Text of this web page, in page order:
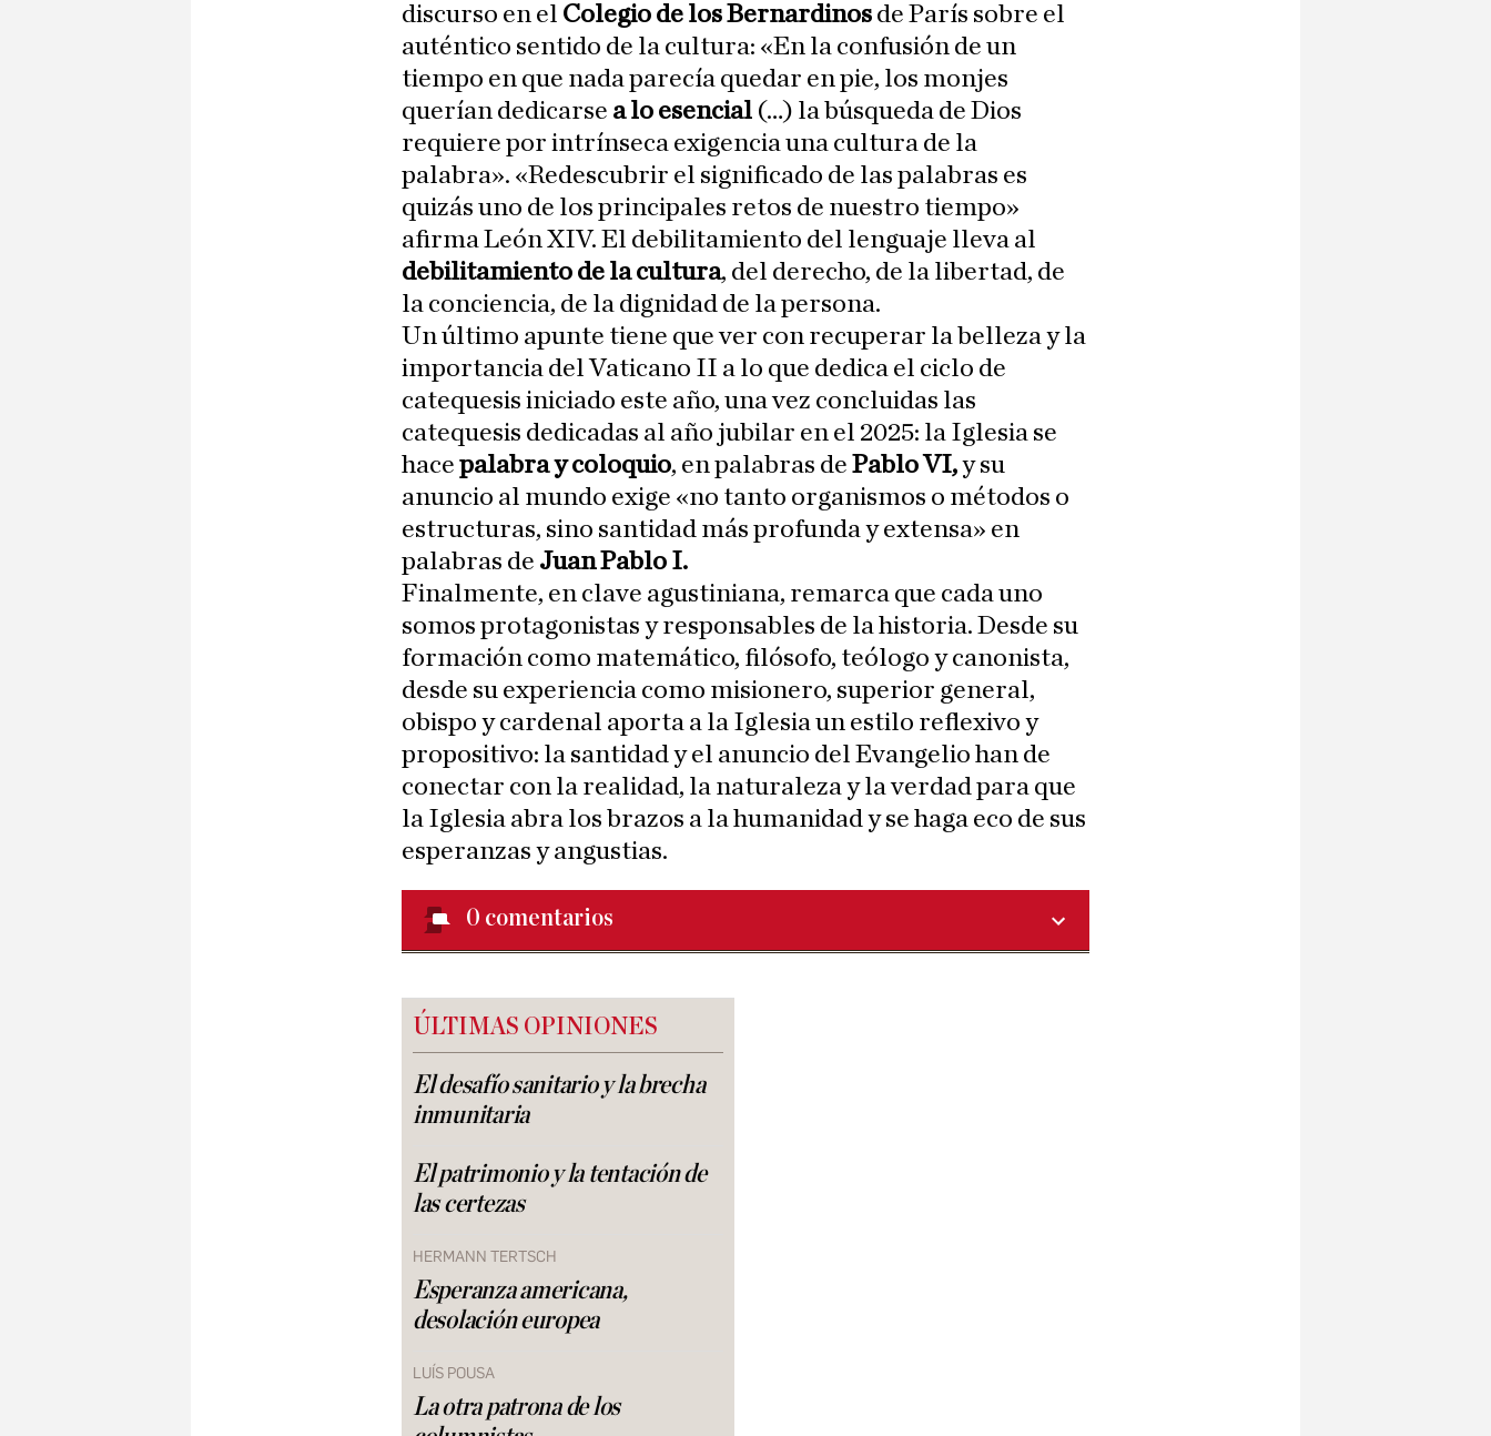
discurso en el Colegio de los Bernardinos de París sobre el
auténtico sentido de la cultura: «En la confusión de un
tiempo en que nada parecía quedar en pie, los monjes
querían dedicarse a lo esencial (…) la búsqueda de Dios
requiere por intrínseca exigencia una cultura de la
palabra». «Redescubrir el significado de las palabras es
quizás uno de los principales retos de nuestro tiempo»
afirma León XIV. El debilitamiento del lenguaje lleva al
debilitamiento de la cultura, del derecho, de la libertad, de
la conciencia, de la dignidad de la persona.
Un último apunte tiene que ver con recuperar la belleza y la
importancia del Vaticano II a lo que dedica el ciclo de
catequesis iniciado este año, una vez concluidas las
catequesis dedicadas al año jubilar en el 2025: la Iglesia se
hace palabra y coloquio, en palabras de Pablo VI,y su
anuncio al mundo exige «no tanto organismos o métodos o
estructuras, sino santidad más profunda y extensa» en
palabras de Juan Pablo I.
Finalmente, en clave agustiniana, remarca que cada uno
somos protagonistas y responsables de la historia. Desde su
formación como matemático, filósofo, teólogo y canonista,
desde su experiencia como misionero, superior general,
obispo y cardenal aporta a la Iglesia un estilo reflexivo y
propositivo: la santidad y el anuncio del Evangelio han de
conectar con la realidad, la naturaleza y la verdad para que
la Iglesia abra los brazos a la humanidad y se haga eco de sus
esperanzas y angustias.
0 comentarios
ÚLTIMAS OPINIONES
El desafío sanitario y la brecha
inmunitaria
El patrimonio y la tentación de
las certezas
HERMANN TERTSCH
Esperanza americana,
desolación europea
LUÍS POUSA
La otra patrona de los